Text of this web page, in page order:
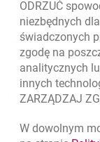
Kursy wymiany
WALUTA
Odpowiedzialny
Regulacje
ODRZUĆ
niezbędnych
świadczonych
zgodę na
analitycznych
innych
ZARZĄDZAJ
W dowolnym